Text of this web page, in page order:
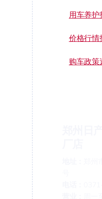
用车养
价格行
购车政